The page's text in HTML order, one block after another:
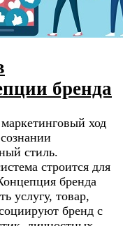
бренда
ход
стиль.
строится для
бренда
услугу, товар,
бренд с